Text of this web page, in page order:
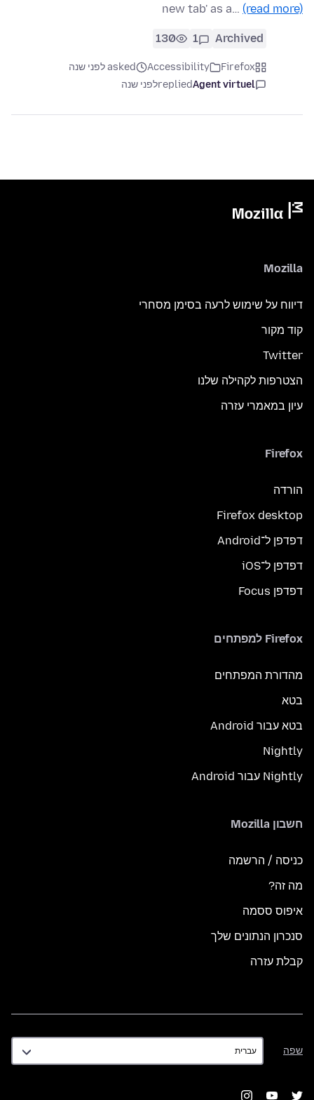
new tab' as a… (read more)
Archived
1
130
Firefox
Accessibility
asked לפני שנה
Agent virtuel
repliedלפני שנה
Mozilla
דיווח על שימוש לרעה בסימן מסחרי
קוד מקור
Twitter
הצטרפות לקהילה שלנו
עיון במאמרי עזרה
Firefox
הורדה
Firefox desktop
דפדפן ל־Android
דפדפן ל־iOS
דפדפן Focus
Firefox למפתחים
מהדורת המפתחים
בטא
בטא עבור Android
Nightly
Nightly עבור Android
חשבון Mozilla
כניסה / הרשמה
מה זה?
איפוס ססמה
סנכרון הנתונים שלך
קבלת עזרה
שפה
שפה